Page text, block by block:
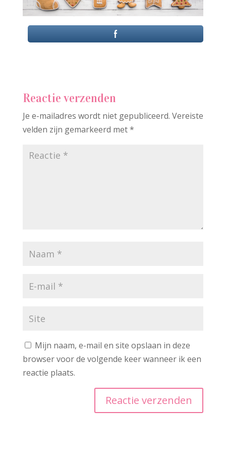
Reactie verzenden
Je e-mailadres wordt niet gepubliceerd. Vereiste
velden zijn gemarkeerd met*
Mijn naam, e-mail en site opslaan in deze
browser voor de volgende keer wanneer ik een
reactie plaats.